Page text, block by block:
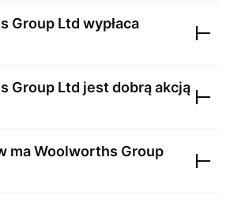
Group Ltd wypłaca
Group Ltd jest dobrą akcją
maWoolworths Group